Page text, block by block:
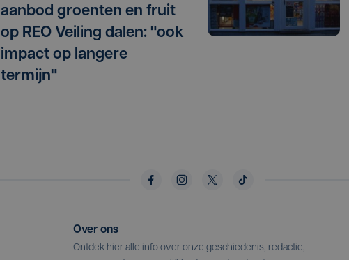
aanbod groenten en fruit
op REO Veiling dalen: "ook
impact op langere
termijn"
Over ons
Ontdek hier alle info over onze geschiedenis, redactie,